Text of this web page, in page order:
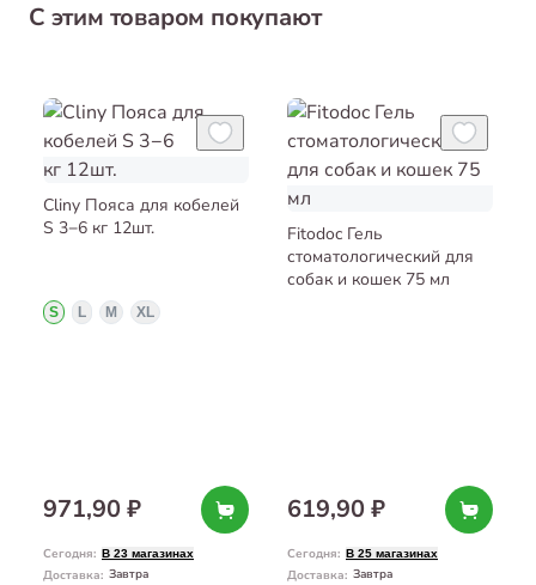
С этим товаром покупают
Cliny Пояса для кобелей
S 3−6 кг 12шт.
S L M XL
971,90 ₽
Сегодня: В 23 магазинах
Доставка: Завтра
Fitodoc Гель
стоматологический для
собак и кошек 75 мл
619,90 ₽
Сегодня: В 25 магазинах
Доставка: Завтра